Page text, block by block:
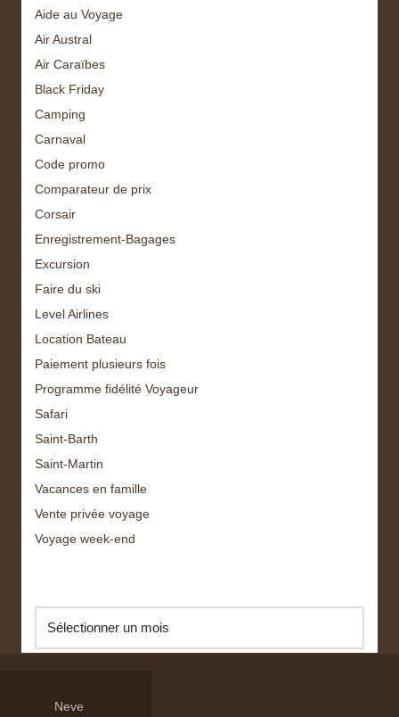
Aide au Voyage
Air Austral
Air Caraïbes
Black Friday
Camping
Carnaval
Code promo
Comparateur de prix
Corsair
Enregistrement-Bagages
Excursion
Faire du ski
Level Airlines
Location Bateau
Paiement plusieurs fois
Programme fidélité Voyageur
Safari
Saint-Barth
Saint-Martin
Vacances en famille
Vente privée voyage
Voyage week-end
Neve